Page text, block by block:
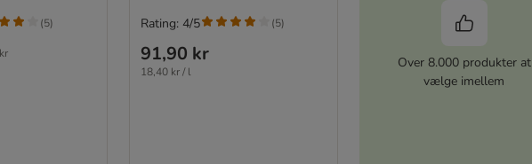
(5)
91,90 kr
18,40 kr / l
Rating: 4/5 (5)
Over 8.000 produkter at
vælge imellem